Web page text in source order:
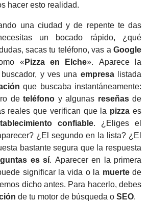
hacer esto realidad.
una ciudad y de repente te das
un bocado rápido, ¿qué
sacas tu teléfono, vas aGoogle
« Pizza en Elche». Aparece la
y ves una empresalistada
que buscaba instantáneamente:
deteléfono y algunas reseñasde
reales que verifican que la pizza es
confiable. ¿Eliges el
¿El segundo en la lista? ¿El
bastante segura que la respuesta
es sí. Aparecer en la primera
significar la vida o la muertede
dicho antes. Para hacerlo, debes
de tu motor de búsqueda o SEO.